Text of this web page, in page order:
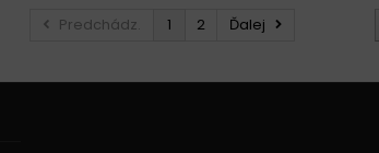
Predchádz. 1 2 Ďalej